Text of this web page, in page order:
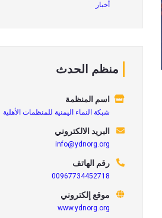
أخبار
منظم الحدث
اسم المنظمة
شبكة النماء اليمنية للمنظمات الأهلية
البريد الالكتروني
info@ydnorg.org
رقم الهاتف
00967734452718
موقع إلكتروني
www.ydnorg.org